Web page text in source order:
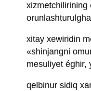
xizmetchilirining
xitay xewiridin
«shinjangni
mesuliyet éghir,
qelbinur sidiq